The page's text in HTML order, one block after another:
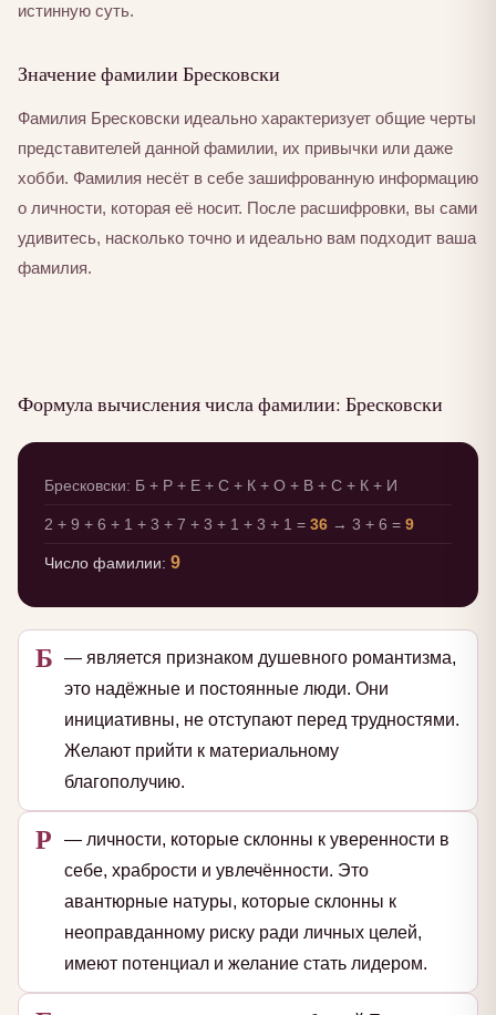
истинную суть.
Значение фамилии Бресковски
Фамилия Бресковски идеально характеризует общие черты
представителей данной фамилии, их привычки или даже
хобби. Фамилия несёт в себе зашифрованную информацию
о личности, которая её носит. После расшифровки, вы сами
удивитесь, насколько точно и идеально вам подходит ваша
фамилия.
Формула вычисления числа фамилии: Бресковски
Бресковски: Б + Р + Е + С + К + О + В + С + К + И
2 + 9 + 6 + 1 + 3 + 7 + 3 + 1 + 3 + 1 = 36 → 3 + 6 = 9
Число фамилии: 9
Б
— является признаком душевного романтизма,
это надёжные и постоянные люди. Они
инициативны, не отступают перед трудностями.
Желают прийти к материальному
благополучию.
Р
— личности, которые склонны к уверенности в
себе, храбрости и увлечённости. Это
авантюрные натуры, которые склонны к
неоправданному риску ради личных целей,
имеют потенциал и желание стать лидером.